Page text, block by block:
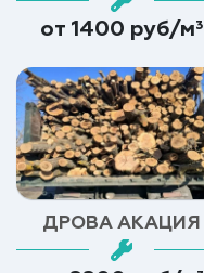
от 1400 руб/м³
ДРОВА АКАЦИЯ